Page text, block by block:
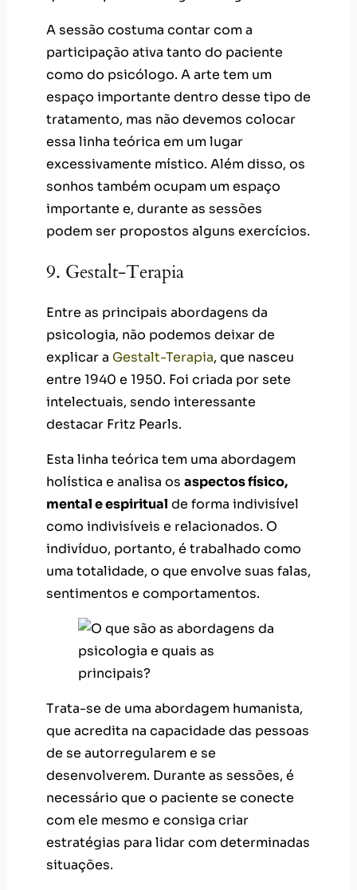
A sessão costuma contar com a
participação ativa tanto do paciente
como do psicólogo. A arte tem um
espaço importante dentro desse tipo de
tratamento, mas não devemos colocar
essa linha teórica em um lugar
excessivamente místico. Além disso, os
sonhos também ocupam um espaço
importante e, durante as sessões
podem ser propostos alguns exercícios.
9. Gestalt-Terapia
Entre as principais abordagens da
psicologia, não podemos deixar de
explicar a Gestalt-Terapia, que nasceu
entre 1940 e 1950. Foi criada por sete
intelectuais, sendo interessante
destacar Fritz Pearls.
Esta linha teórica tem uma abordagem
holística e analisa os aspectos físico,
mental e espiritual de forma indivisível
como indivisíveis e relacionados. O
indivíduo, portanto, é trabalhado como
uma totalidade, o que envolve suas falas,
sentimentos e comportamentos.
Trata-se de uma abordagem humanista,
que acredita na capacidade das pessoas
de se autorregularem e se
desenvolverem. Durante as sessões, é
necessário que o paciente se conecte
com ele mesmo e consiga criar
estratégias para lidar com determinadas
situações.